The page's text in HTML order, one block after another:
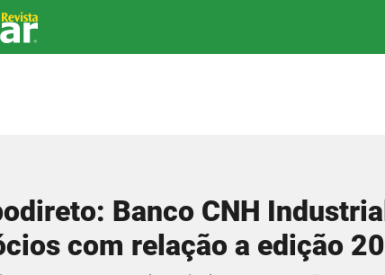
Banco CNH
com relação a edição